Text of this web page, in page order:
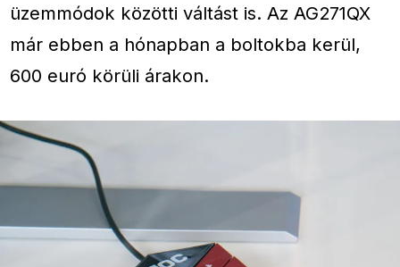
üzemmódok közötti váltást is. Az AG271QX
már ebben a hónapban a boltokba kerül,
600 euró körüli árakon.